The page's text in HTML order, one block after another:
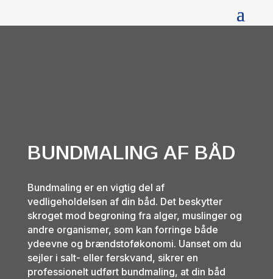
BUNDMALING AF BÅD
Bundmaling er en vigtig del af
vedligeholdelsen af din båd. Det beskytter
skroget mod begroning fra alger, muslinger og
andre organismer, som kan forringe både
ydeevne og brændstoføkonomi. Uanset om du
sejler i salt- eller ferskvand, sikrer en
professionelt udført bundmaling, at din båd